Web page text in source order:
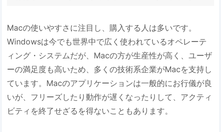
Macの使いやすさに注目し、購入する人は多いです。
Windowsは今でも世界中で広く使われているオペレーテ
ィング・システムだが、Macの方が生産性が高く、ユーザ
ーの満足度も高いため、多くの技術系企業がMacを支持し
ています。Macのアプリケーションは一般的にお行儀が良
いが、フリーズしたり動作が遅くなったりして、アクティ
ビティを終了せざるを得ないこともあります。